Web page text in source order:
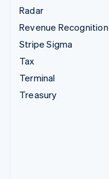
Radar
Revenue Recognition
Stripe Sigma
Tax
Terminal
Treasury